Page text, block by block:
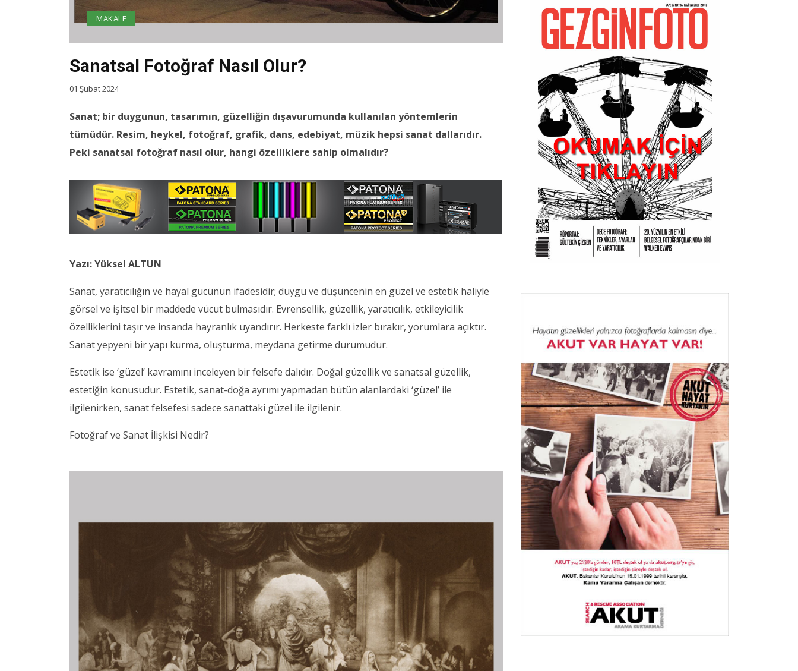
Sanatsal Fotoğraf Nasıl Olur?
MAKALE
01 Şubat 2024
Sanat; bir duygunun, tasarımın, güzelliğin dışavurumunda kullanılan yöntemlerin
tümüdür. Resim, heykel, fotoğraf, grafik, dans, edebiyat, müzik hepsi sanat dallarıdır.
Peki sanatsal fotoğraf nasıl olur, hangi özelliklere sahip olmalıdır?
Yazı: Yüksel ALTUN
Sanat, yaratıcılığın ve hayal gücünün ifadesidir; duygu ve düşüncenin en güzel ve estetik haliyle
görsel ve işitsel bir maddede vücut bulmasıdır. Evrensellik, güzellik, yaratıcılık, etkileyicilik
özelliklerini taşır ve insanda hayranlık uyandırır. Herkeste farklı izler bırakır, yorumlara açıktır.
Sanat yepyeni bir yapı kurma, oluşturma, meydana getirme durumudur.
Estetik ise ‘güzel’ kavramını inceleyen bir felsefe dalıdır. Doğal güzellik ve sanatsal güzellik,
estetiğin konusudur. Estetik, sanat-doğa ayrımı yapmadan bütün alanlardaki ‘güzel’ ile
ilgilenirken, sanat felsefesi sadece sanattaki güzel ile ilgilenir.
Fotoğraf ve Sanat İlişkisi Nedir?